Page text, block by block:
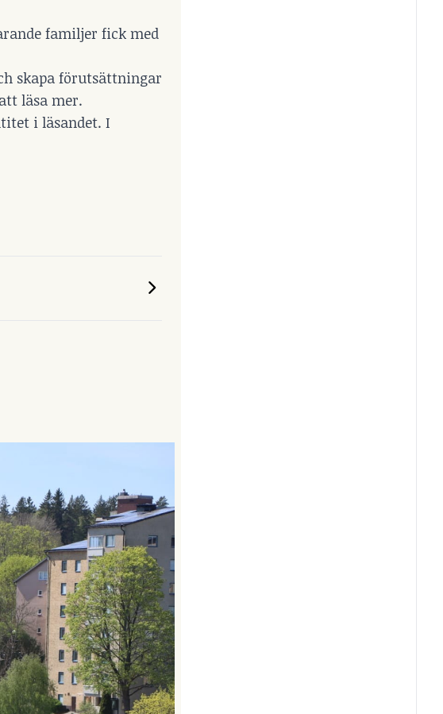
familjer fick med
skapa förutsättningar
läsa mer.
i läsandet. I